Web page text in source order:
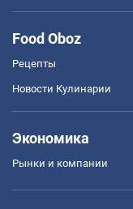
Food Oboz
Рецепты
Новости Кулинарии
Экономика
Рынки и компании